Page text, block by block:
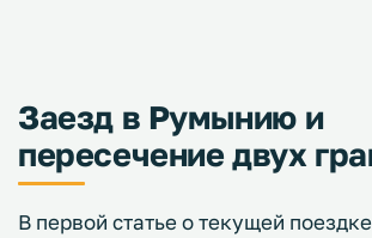
Заезд в Румынию и
пересечение двух
В первой статье о текущей